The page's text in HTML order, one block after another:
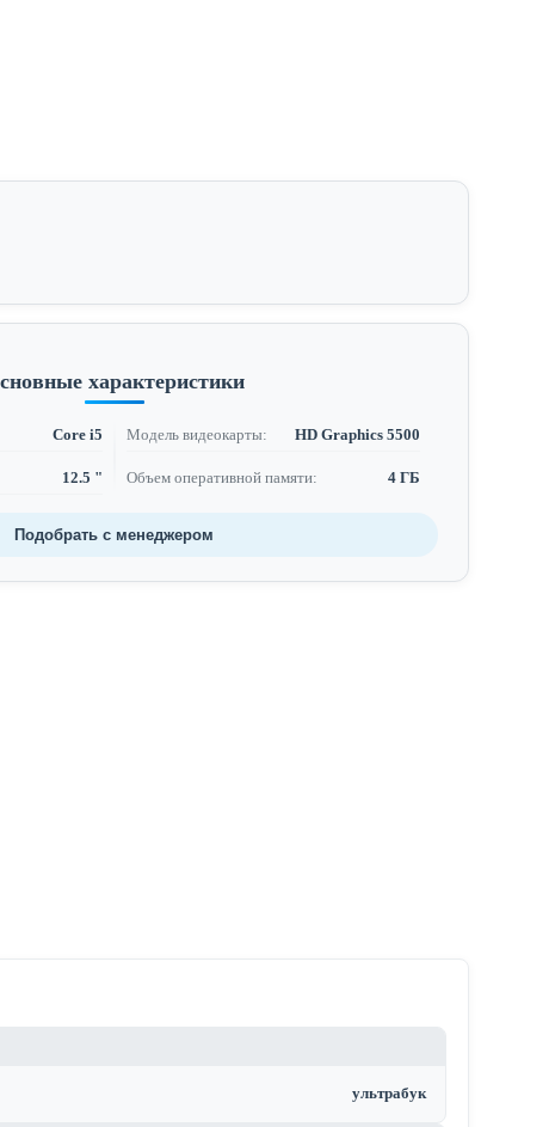
характеристики
Core i5 Модель видеокарты: HD Graphics 5500
12.5 " Объем оперативной памяти: 4 ГБ
Подобрать с менеджером
ультрабук